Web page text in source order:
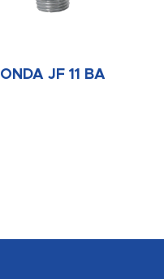
ONDA JF 11 BA